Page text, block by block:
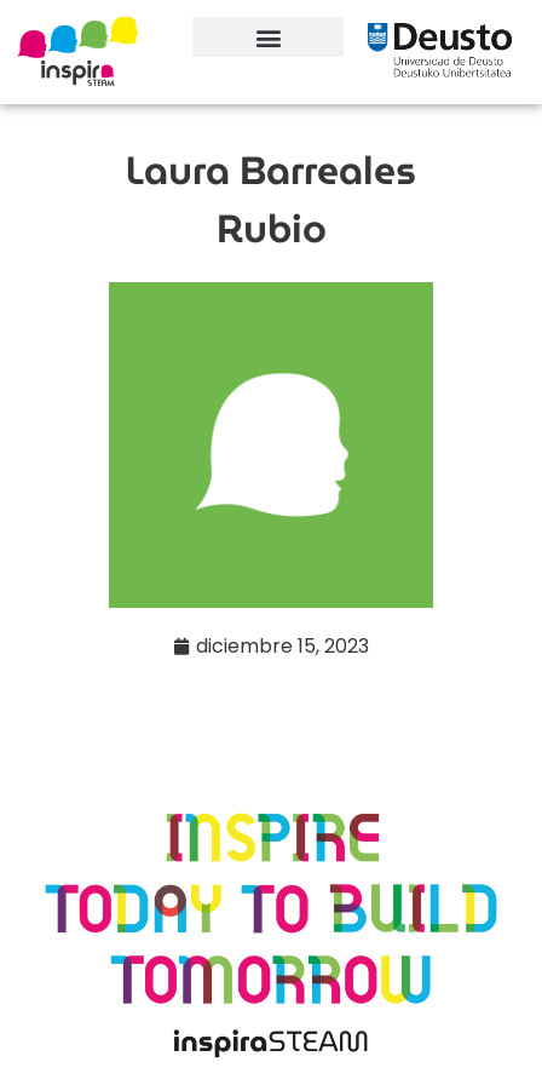
Laura Barreales
Rubio
diciembre 15, 2023